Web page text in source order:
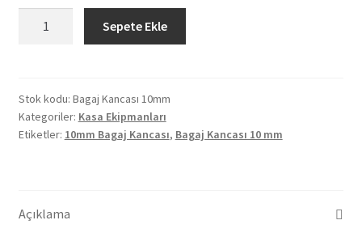
adet
Sepete Ekle
Stok kodu: Bagaj Kancası 10mm
Kategoriler: Kasa Ekipmanları
Etiketler: 10mm Bagaj Kancası, Bagaj Kancası 10 mm
Açıklama